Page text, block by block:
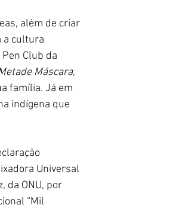
além de criar
a cultura
Club da
Máscara,
família. Já em
indígena que
Universal
da ONU, por
“Mil